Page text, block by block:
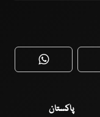
WhatsApp
پاکستان